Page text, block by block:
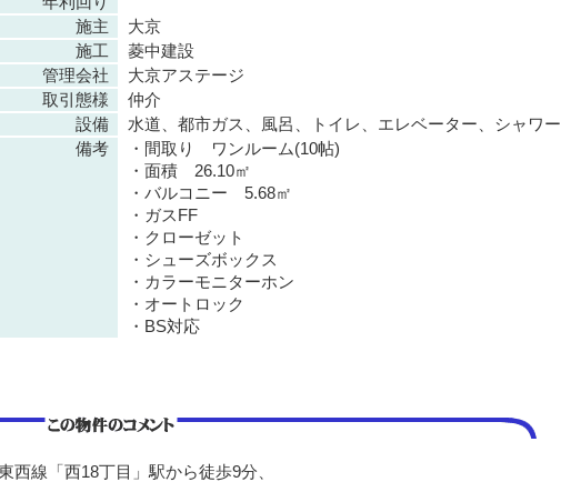
施主
大京
施工
菱中建設
管理会社
大京アステージ
取引態様
仲介
設備
水道、都市ガス、風呂、トイレ、エレベーター、シャワー
備考
・間取り ワンルーム(10帖)
・面積 26.10㎡
・バルコニー 5.68㎡
・ガスFF
・クローゼット
・シューズボックス
・カラーモニターホン
・オートロック
・BS対応
線「西18丁目」駅から徒歩9分、